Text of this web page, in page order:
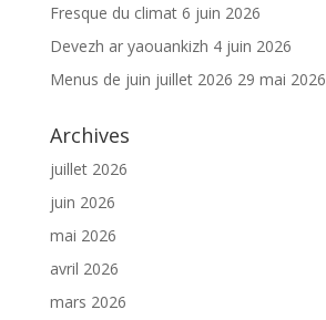
Fresque du climat 6 juin 2026
Devezh ar yaouankizh 4 juin 2026
Menus de juin juillet 2026 29 mai 2026
Archives
juillet 2026
juin 2026
mai 2026
avril 2026
mars 2026